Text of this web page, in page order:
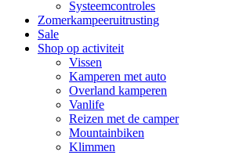
Systeemcontroles
Zomerkampeeruitrusting
Sale
Shop op activiteit
Vissen
Kamperen met auto
Overland kamperen
Vanlife
Reizen met de camper
Mountainbiken
Klimmen